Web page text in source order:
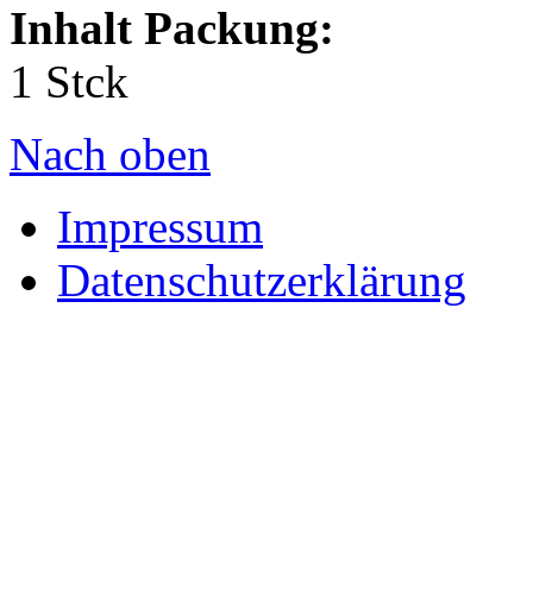
Inhalt Packung:
1 Stck
Nach oben
Impressum
Datenschutzerklärung